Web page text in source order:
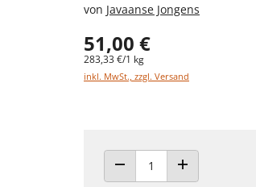
von Javaanse Jongens
51,00 €
283,33 €/1 kg
inkl. MwSt., zzgl. Versand
ANZAHL VERRINGERNANZAHL ERHÖHEN